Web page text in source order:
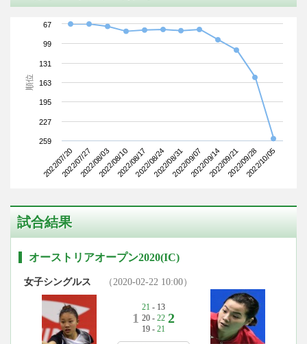
順位
2022/07/202022/07/272022/08/032022/08/102022/08/172022/08/242022/08/312022/09/072022/09/142022/09/212022/09/282022/10/05
67
99
131
163
195
227
259
試合結果
オーストリアオープン2020(IC)
女子シングルス （2020-02-22 10:00）
1
21 - 13
20 - 22
19 - 21
2